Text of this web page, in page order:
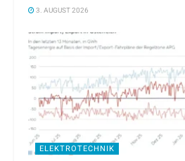
3. AUGUST 2026
ELEKTROTECHNIK